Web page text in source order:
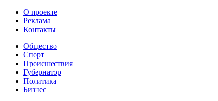
О проекте
Реклама
Контакты
Общество
Спорт
Происшествия
Губернатор
Политика
Бизнес